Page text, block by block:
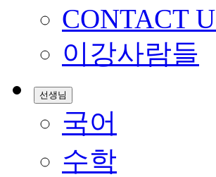
CONTACT
이강사람들
선생님
국어
수학